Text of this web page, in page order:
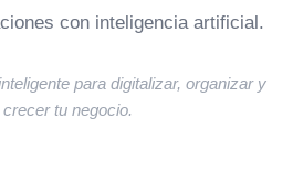
con inteligencia artificial.
para digitalizar, organizar y
tu negocio.